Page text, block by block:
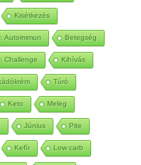
Kisétkezés
Autoimmun Betegség
Challenge Kihívás
Túró
Keto Meleg
Június Pite
Kefír Low carb